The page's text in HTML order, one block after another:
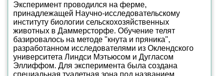
Эксперимент проводился на ферме,
принадлежащей Научно-исследовательскому
институту биологии сельскохозяйственных
животных в Даммерсторфе. Обучение телят
базировалось на методе "кнута и пряника",
разработанном исследователями из Оклендского
университета Линдси Мэтьюсом и Дугласом
Эллиффом. Для эксперимента была создана
специальная туалетная зона под названием